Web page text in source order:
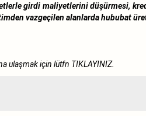
girdi maliyetlerini düşürmesi,
vazgeçilen alanlarda hububat
ulaşmak için lütfn TIKLAYINIZ.